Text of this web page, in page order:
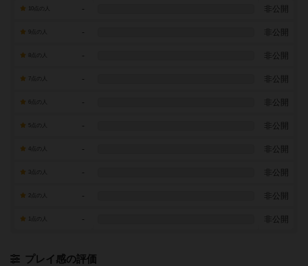
- 非公開
- 非公開
- 非公開
7点の人 - 非公開
- 非公開
- 非公開
- 非公開
- 非公開
- 非公開
- 非公開
プレイ感の評価